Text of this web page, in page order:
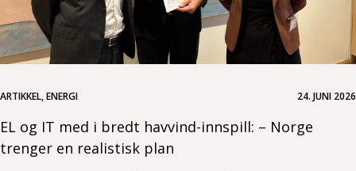
ARTIKKEL, ENERGI 24. JUNI 2026
EL og IT med i bredt havvind-innspill: – Norge
trenger en realistisk plan